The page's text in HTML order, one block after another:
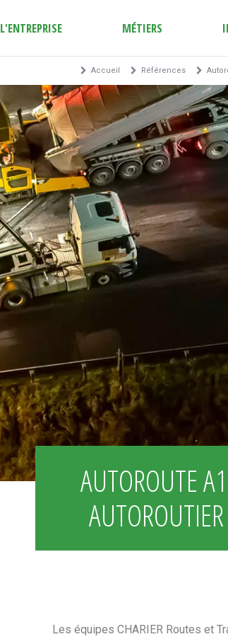
L'ENTREPRISE MÉTIERS
Accueil Références
AUTOROUTE
Les équipes CHARIER Routes et